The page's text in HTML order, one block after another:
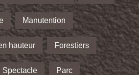
Manutention
hauteur Forestiers
Spectacle Parc